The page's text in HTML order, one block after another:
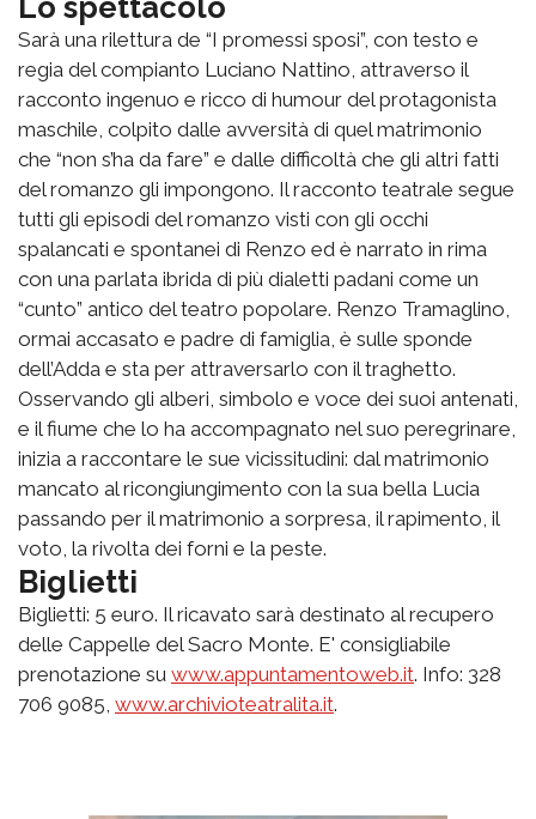
Sarà una rilettura de “I promessi sposi”, con testo e
regia del compianto Luciano Nattino, attraverso il
racconto ingenuo e ricco di humour del protagonista
maschile, colpito dalle avversità di quel matrimonio
che “non s’ha da fare” e dalle difficoltà che gli altri fatti
del romanzo gli impongono. Il racconto teatrale segue
tutti gli episodi del romanzo visti con gli occhi
spalancati e spontanei di Renzo ed è narrato in rima
con una parlata ibrida di più dialetti padani come un
“cunto” antico del teatro popolare. Renzo Tramaglino,
ormai accasato e padre di famiglia, è sulle sponde
dell’Adda e sta per attraversarlo con il traghetto.
Osservando gli alberi, simbolo e voce dei suoi antenati,
e il fiume che lo ha accompagnato nel suo peregrinare,
inizia a raccontare le sue vicissitudini: dal matrimonio
mancato al ricongiungimento con la sua bella Lucia
passando per il matrimonio a sorpresa, il rapimento, il
voto, la rivolta dei forni e la peste.
Biglietti
Biglietti: 5 euro. Il ricavato sarà destinato al recupero
delle Cappelle del Sacro Monte. E' consigliabile
prenotazione su www.appuntamentoweb.it. Info: 328
706 9085, www.archivioteatralita.it.